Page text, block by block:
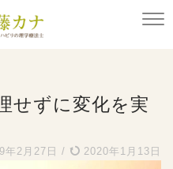
せずに変化を実
年2月27日 / 2020年1月13日